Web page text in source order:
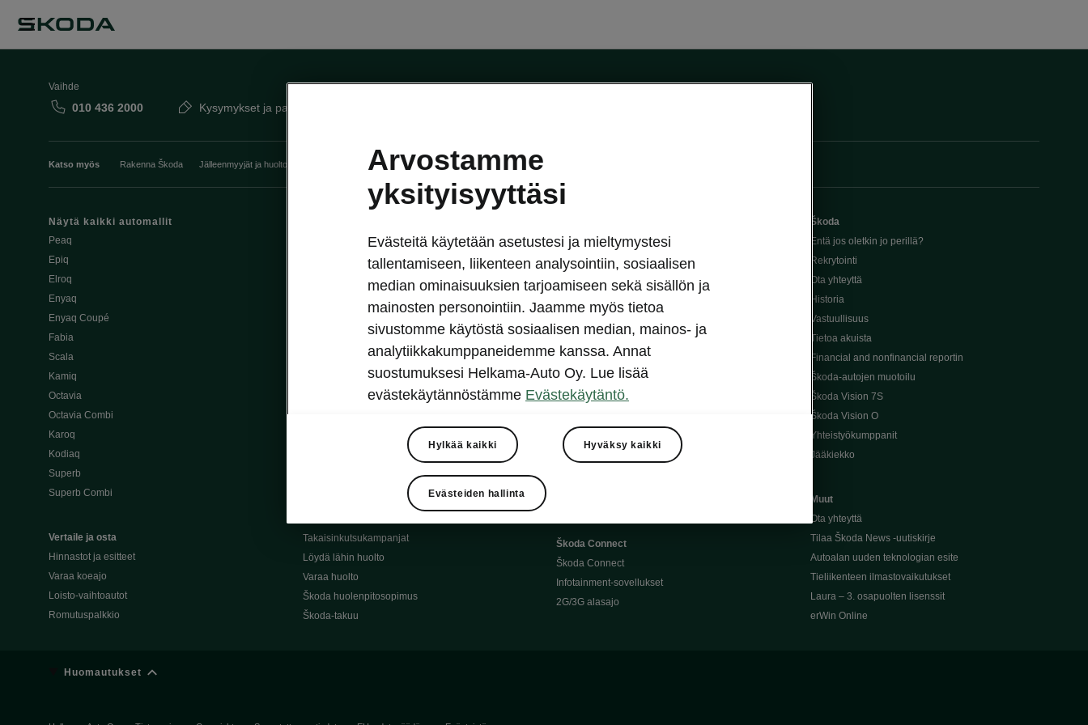
Vaihde
010 436 2000 Kysymykset ja palaute
Katso myös Rakenna Škoda Jälleenmyyjät ja huolto Heti vapaat Škoda-mallit Käyttöohjeet Škoda Shop
Näytä kaikki automallit
Peaq
Epiq
Elroq
Enyaq
Enyaq Coupé
Fabia
Scala
Kamiq
Octavia
Octavia Combi
Karoq
Kodiaq
Superb
Superb Combi
Vertaile ja osta
Hinnastot ja esitteet
Varaa koeajo
Loisto-vaihtoautot
Romutuspalkkio
Osta Škoda verkossa
Škoda Yksityisleasing
Škodan Vakuutus
Škoda 4×4 -mallit
Škoda-katumaasturimallit
Alkuperäiset Škoda-varaosat
Alkuperäiset Škoda-moottoriöljyt
Takaisinkutsukampanjat
Löydä lähin huolto
Varaa huolto
Škoda huolenpitosopimus
Škoda-takuu
Avustinjärjestelmät
Sähköautot ja hybridit
Sähköautot ja hybridit
Ladattavat hybridit
Vinkkejä sähköautoiluun
Ajoakku ja turvallisuus
Ohjelmiston päivitys
Kotilataus
Latauspisteet kartalla
Škoda Connect
Škoda Connect
Infotainment-sovellukset
2G/3G alasajo
Škoda
Entä jos oletkin jo perillä?
Rekrytointi
Ota yhteyttä
Historia
Vastuullisuus
Tietoa akuista
Financial and nonfinancial reportin
Škoda-autojen muotoilu
Škoda Vision 7S
Škoda Vision O
Yhteistyökumppanit
Jääkiekko
Muut
Ota yhteyttä
Tilaa Škoda News -uutiskirje
Autoalan uuden teknologian esite
Tieliikenteen ilmastovaikutukset
Laura – 3. osapuolten lisenssit
erWin Online
Huomautukset
Arvostamme
yksityisyyttäsi
Evästeitä käytetään asetustesi ja mieltymystesi
tallentamiseen, liikenteen analysointiin, sosiaalisen
median ominaisuuksien tarjoamiseen sekä sisällön ja
mainosten personointiin. Jaamme myös tietoa
sivustomme käytöstä sosiaalisen median, mainos- ja
analytiikkakumppaneidemme kanssa. Annat
suostumuksesi Helkama-Auto Oy. Lue lisää
evästekäytännöstämme Evästekäytäntö.
Hylkää kaikki Hyväksy kaikki
Evästeiden hallinta